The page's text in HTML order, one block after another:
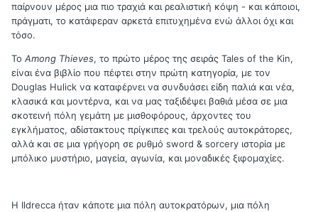
παίρνουν μέρος μια πιο τραχιά και ρεαλιστική κόψη - και κάποιοι,
πράγματι, το κατάφεραν αρκετά επιτυχημένα ενώ άλλοι όχι και
τόσο.
Το Among Thieves, το πρώτο μέρος της σειράς Tales of the Kin,
είναι ένα βιβλίο που πέφτει στην πρώτη κατηγορία, με τον
Douglas Hulick να καταφέρνει να συνδυάσει είδη παλιά και νέα,
κλασικά και μοντέρνα, και να μας ταξιδέψει βαθιά μέσα σε μια
σκοτεινή πόλη γεμάτη με μισθοφόρους, άρχοντες του
εγκλήματος, αδίστακτους πρίγκιπες και τρελούς αυτοκράτορες,
αλλά και σε μια γρήγορη σε ρυθμό sword & sorcery ιστορία με
μπόλικο μυστήριο, μαγεία, αγωνία, και μοναδικές ξιφομαχίες.
Η Ildrecca ήταν κάποτε μια πόλη αυτοκρατόρων, μια πόλη